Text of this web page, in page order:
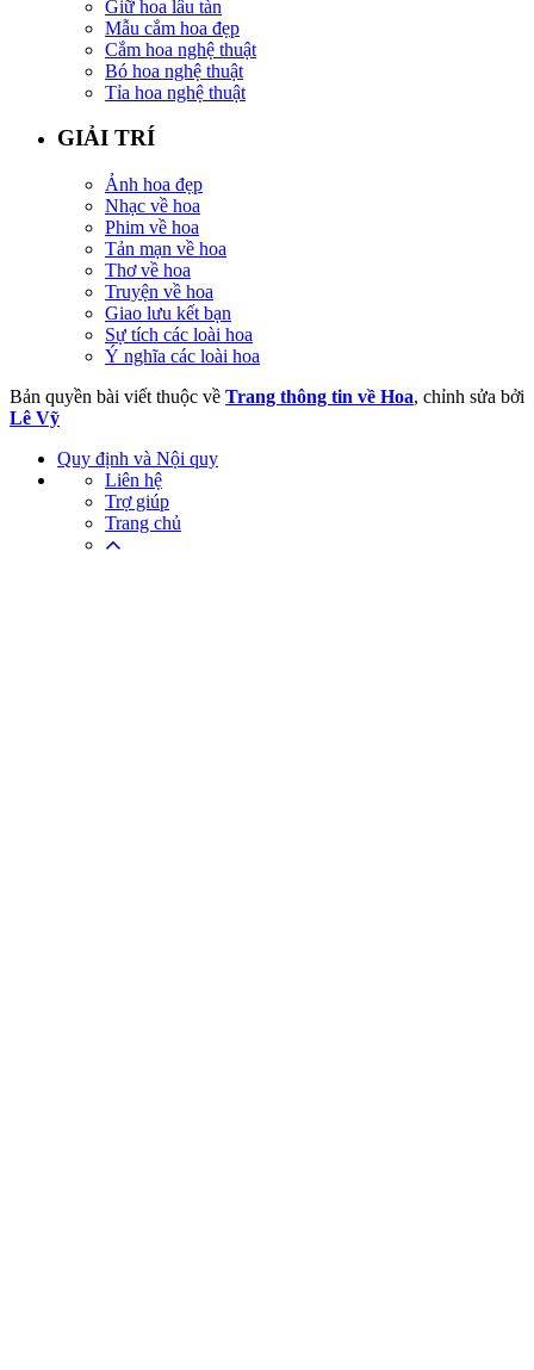
Giữ hoa lâu tàn
Mẫu cắm hoa đẹp
Cắm hoa nghệ thuật
Bó hoa nghệ thuật
Tỉa hoa nghệ thuật
GIẢI TRÍ
Ảnh hoa đẹp
Nhạc về hoa
Phim về hoa
Tản mạn về hoa
Thơ về hoa
Truyện về hoa
Giao lưu kết bạn
Sự tích các loài hoa
Ý nghĩa các loài hoa
Bản quyền bài viết thuộc về Trang thông tin về Hoa, chỉnh sửa bởi
Lê Vỹ
Quy định và Nội quy
Liên hệ
Trợ giúp
Trang chủ